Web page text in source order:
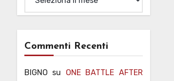
Commenti Recenti
BIGNO su ONE BATTLE AFTER